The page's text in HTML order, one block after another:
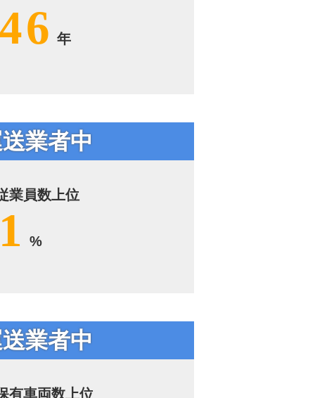
年
業者中
業員数上位
%
業者中
有車両数上位